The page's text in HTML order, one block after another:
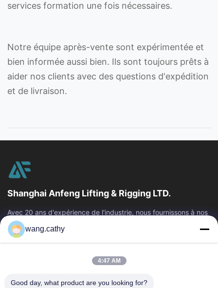
services formation une fois nécessaires.
Notre équipe après-vente sont expérimentée et
bien informée aussi bien. Ils sont toujours prêts à
aider nos clients avec des questions d'expédition
et de livraison.
Shanghai Anfeng Lifting & Rigging LTD.
Avec 20 ans d'expérience de l'industrie, nous fournissons à nos
clients les produits de la meilleure qualité de levage et de
calage et les...
Liens Rapides
Produits
Vidéos
Au Sujet De Nous
wang.cathy
4:47 AM
Good day, what product are you looking for?